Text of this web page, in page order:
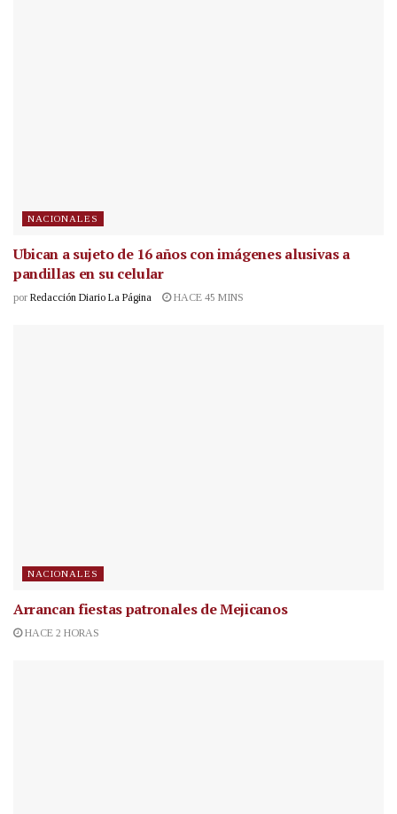
NACIONALES
Ubican a sujeto de 16 años con imágenes alusivas a
pandillas en su celular
por Redacción Diario La Página HACE 45 MINS
NACIONALES
Arrancan fiestas patronales de Mejicanos
HACE 2 HORAS